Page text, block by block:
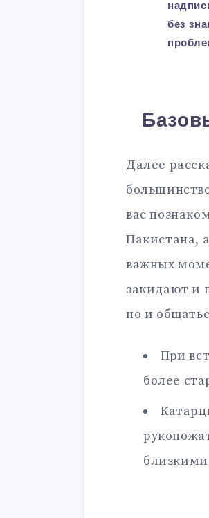
без
Далее
вас
Пакистана,
важных
закидают и
но и
При
более